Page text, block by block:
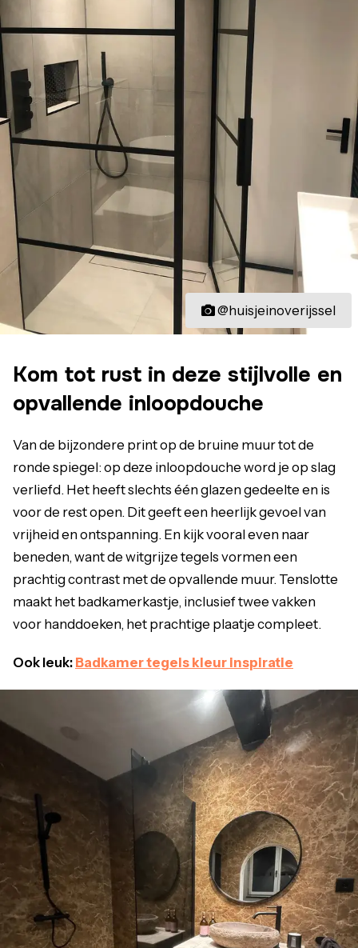
@huisjeinoverijssel
Kom tot rust in deze stijlvolle en
opvallende inloopdouche
Van de bijzondere print op de bruine muur tot de
ronde spiegel: op deze inloopdouche word je op slag
verliefd. Het heeft slechts één glazen gedeelte en is
voor de rest open. Dit geeft een heerlijk gevoel van
vrijheid en ontspanning. En kijk vooral even naar
beneden, want de witgrijze tegels vormen een
prachtig contrast met de opvallende muur. Tenslotte
maakt het badkamerkastje, inclusief twee vakken
voor handdoeken, het prachtige plaatje compleet.
Ook leuk: Badkamer tegels kleur inspiratie